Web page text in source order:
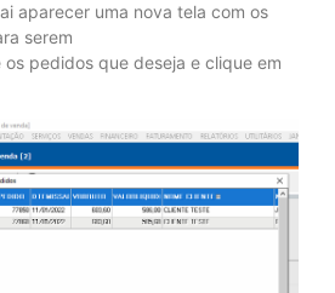
aparecer uma nova tela com os
serem
pedidos que deseja e clique em